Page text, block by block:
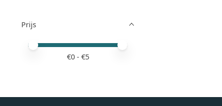
Prijs
Minimale prijswaarde
Price maximum value
€0- €5